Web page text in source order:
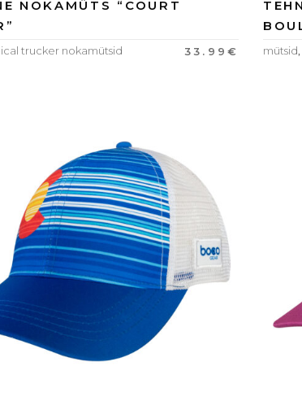
NOKAMÜTS “COURT
33.99 €
trucker nokamütsid mütsid